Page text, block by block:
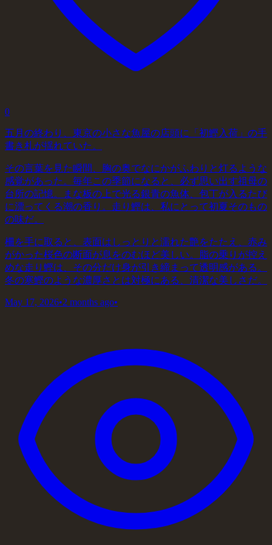
0
五月の終わり、東京の小さな魚屋の店頭に「初鰹入荷」の手
書き札が揺れていた。
その言葉を見た瞬間、胸の奥でなにかがふわりと灯るような
感覚があった。毎年この季節になると、必ず思い出す祖母の
台所の記憶。まな板の上で光る銀青の魚体、包丁が入るたび
に漂ってくる潮の香り。走り鰹は、私にとって初夏そのもの
の味だ。
柵を手に取ると、表面はしっとりと濡れた艶をたたえ、赤み
がかった桜色の断面が息をのむほど美しい。脂の乗りが控え
めな走り鰹は、その分だけ身が引き締まって透明感がある。
冬の寒鰹のような濃厚さとは対極にある、清潔な美しさだ。
May 17, 2026•2 months ago•